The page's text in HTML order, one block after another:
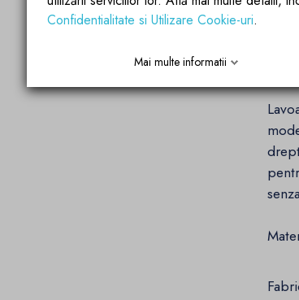
Confidentialitate si Utilizare Cookie-uri.
Mai multe informatii